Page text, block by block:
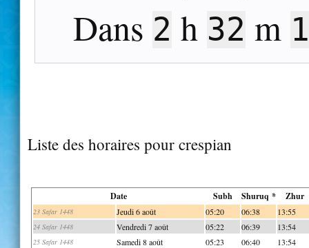
Dans 2 h 32 m
Liste des horaires pour crespian
Date Subh Shuruq * Zhur
23 Safar 1448 Jeudi 6 août 05:20 06:38 13:55
24 Safar 1448 Vendredi 7 août 05:22 06:39 13:54
25 Safar 1448 Samedi 8 août 05:23 06:40 13:54